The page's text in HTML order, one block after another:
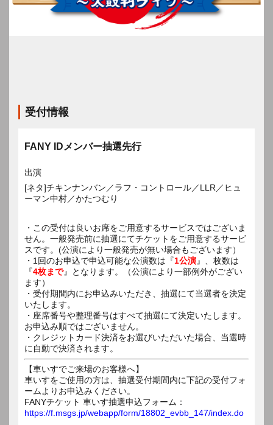
受付情報
FANY IDメンバー抽選先行
出演
[ネタ]チキンナンバン／ラフ・コントロール／LLR／ヒュ
ーマン中村／かたつむり
・この受付は良いお席をご用意するサービスではございま
せん。一般発売前に抽選にてチケットをご用意するサービ
スです。(公演により一般発売が無い場合もございます）
・1回のお申込で申込可能な公演数は『1公演』、枚数は
『4枚まで』となります。（公演により一部例外がござい
ます）
・受付期間内にお申込みいただき、抽選にて当選者を決定
いたします。
・座席番号や整理番号はすべて抽選にて決定いたします。
お申込み順ではございません。
・クレジットカード決済をお選びいただいた場合、当選時
に自動で決済されます。
【車いすでご来場のお客様へ】
車いすをご使用の方は、抽選受付期間内に下記の受付フォ
ームよりお申込みください。
FANYチケット 車いす抽選申込フォーム：
https://f.msgs.jp/webapp/form/18802_evbb_147/index.do